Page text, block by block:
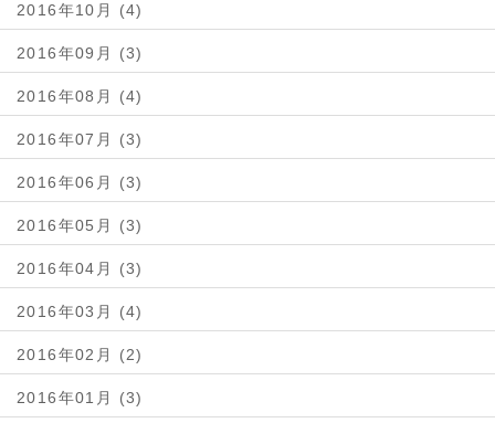
2016年10月 (4)
2016年09月 (3)
2016年08月 (4)
2016年07月 (3)
2016年06月 (3)
2016年05月 (3)
2016年04月 (3)
2016年03月 (4)
2016年02月 (2)
2016年01月 (3)